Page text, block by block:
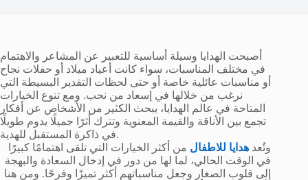
أصبحت الهدايا وسيلة أساسية للتعبير عن المشاعر والاهتمام
في مختلف المناسبات، سواء كانت أعياد ميلاد أو حفلات نجاح
أو مناسبات عائلية خاصة أو حتى لحظات التقدير البسيطة التي
نرغب من خلالها في إسعاد من نحب. ومع تنوع الخيارات
المتاحة في عالم الهدايا، يبحث الكثير من الأشخاص عن أفكار
تجمع بين الأناقة والقيمة المعنوية وتترك أثرًا جميلًا يدوم طويلًا
في ذاكرة المستقبل للهدية.
وتُعد هدايا للاطفال من أكثر الخيارات التي تلقى اهتمامًا كبيرًا
في الوقت الحالي، لما لها من دور في إدخال السعادة والبهجة
إلى قلوب الصغار وجعل مناسباتهم أكثر تميزًا وفرحًا. ومن هنا